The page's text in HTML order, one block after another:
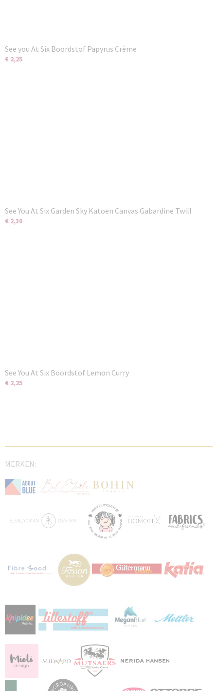
See you At Six Boordstof Papyrus Crème
€ 2,25
See You At Six Garden Sky Katoen Canvas Gabardine Twill
€ 2,30
See You At Six Boordstof Lemon Curry
€ 2,25
MERKEN: